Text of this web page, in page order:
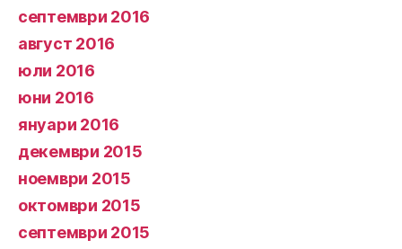
септември 2016
август 2016
юли 2016
юни 2016
януари 2016
декември 2015
ноември 2015
октомври 2015
септември 2015